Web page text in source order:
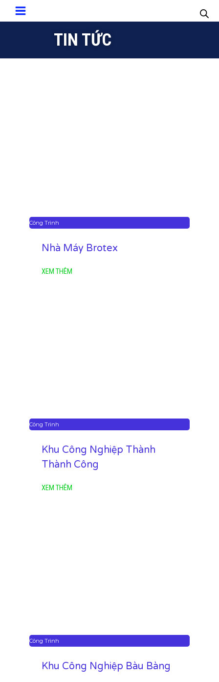
TIN TỨC
Công Trình
Nhà Máy Brotex
XEM THÊM
Công Trình
Khu Công Nghiệp Thành
Thành Công
XEM THÊM
Công Trình
Khu Công Nghiệp Bàu Bàng